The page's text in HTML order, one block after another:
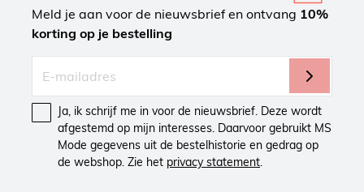
Meld je aan voor de nieuwsbrief en ontvang 10%
korting op je bestelling
Ja, ik schrijf me in voor de nieuwsbrief. Deze wordt
afgestemd op mijn interesses. Daarvoor gebruikt MS
Mode gegevens uit de bestelhistorie en gedrag op
de webshop. Zie het privacy statement.